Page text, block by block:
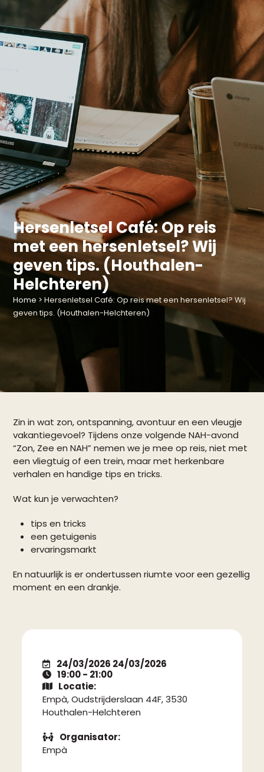
Hersenletsel Café: Op reis
met een hersenletsel? Wij
geven tips. (Houthalen-
Helchteren)
Home >Hersenletsel Café: Op reis met een hersenletsel? Wij
geven tips. (Houthalen-Helchteren)
Zin in wat zon, ontspanning, avontuur en een vleugje
vakantiegevoel? Tijdens onze volgende NAH-avond
“Zon, Zee en NAH” nemen we je mee op reis, niet met
een vliegtuig of een trein, maar met herkenbare
verhalen en handige tips en tricks.
Wat kun je verwachten?
tips en tricks
een getuigenis
ervaringsmarkt
En natuurlijk is er ondertussen riumte voor een gezellig
moment en een drankje.
24/03/2026 24/03/2026
19:00 - 21:00
Locatie:
Empà, Oudstrijderslaan 44F, 3530
Houthalen-Helchteren
Organisator:
Empà